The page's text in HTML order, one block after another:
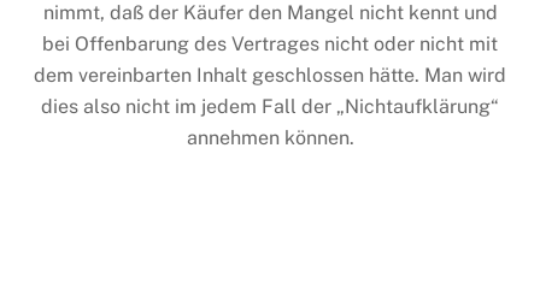
nimmt, daß der Käufer den Mangel nicht kennt und
bei Offenbarung des Vertrages nicht oder nicht mit
dem vereinbarten Inhalt geschlossen hätte. Man wird
dies also nicht im jedem Fall der „Nichtaufklärung“
annehmen können.